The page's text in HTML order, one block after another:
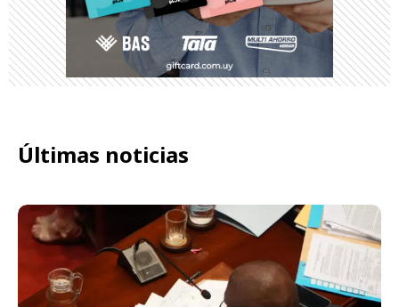
Últimas noticias